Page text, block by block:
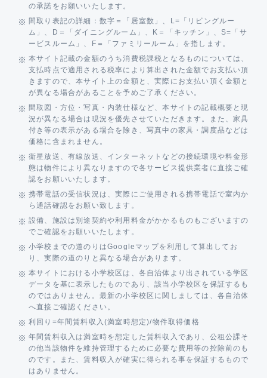
の承諾をお願いいたします。
間取り表記の詳細：数字＝「居室数」、L=「リビングルー
ム」、D＝「ダイニングルーム」、K＝「キッチン」、S=「サ
ービスルーム」、F＝「ファミリールーム」を指します。
本サイト記載の金額のうち消費税課税となるものについては、
支払時点で適用される税率により算出された金額でお支払い頂
きますので、本サイト上の金額と、実際にお支払い頂く金額と
が異なる場合があることを予めご了承ください。
間取図・方位・写真・内装仕様など、本サイトの記載概要と現
況が異なる場合は現況を優先させていただきます。また、家具
付き等の表示がある場合を除き、写真中の家具・調度品などは
価格に含まれません。
衛星放送、有線放送、インターネットなどの接続環境や料金形
態は物件により異なりますので各サービス提供業者に直接ご確
認をお願いいたします。
携帯電話の受信状況は、実際にご使用される携帯電話で室内か
ら通話確認をお願い致します。
設備、施設は別途契約や利用料金がかかるものもございますの
でご確認をお願いいたします。
小学校までの道のりはGoogleマップを利用して算出してお
り、実際の道のりと異なる場合があります。
本サイトにおける小学校区は、各自治体より出されている学区
データを基に表示したものであり、該当小学校区を保証するも
のではありません。最新の小学校区に関しましては、各自治体
へ直接ご確認ください。
利回り=年間賃料収入(満室時想定)/物件取得価格
年間賃料収入は満室時を想定した賃料収入であり、公租公課そ
の他当該物件を維持管理するために必要な費用等の控除前のも
のです。また、賃料収入が確実に得られる事を保証するもので
はありません。